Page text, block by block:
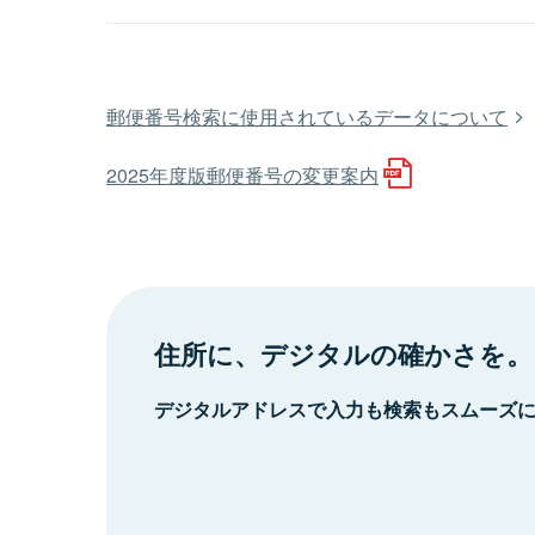
郵便番号検索に使用されているデータについて
2025年度版郵便番号の変更案内
住所に、デジタルの確かさを。
デジタルアドレスで入力も検索もスムーズ